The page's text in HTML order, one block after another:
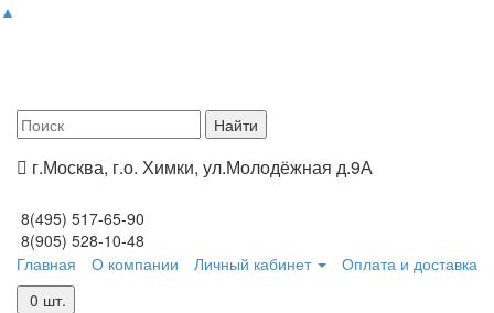
▲
г.Москва, г.о. Химки, ул.Молодёжная д.9А
8(495) 517-65-90
8(905) 528-10-48
Главная
О компании Личный кабинет Оплата и доставка
0 шт.